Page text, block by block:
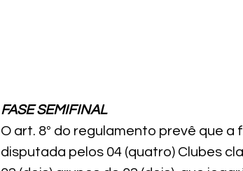
FASE SEMIFINAL
O art. 8º do regulamento prevê que
disputada pelos 04 (quatro) Clubes